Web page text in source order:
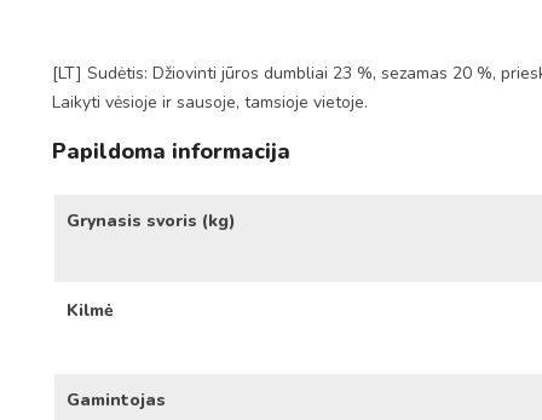
[LT] Sudėtis: Džiovinti jūros dumbliai 23 %, sezamas 20 %,
Laikyti vėsioje ir sausoje, tamsioje vietoje.
Papildoma informacija
Grynasis svoris (kg)
Kilmė
Gamintojas